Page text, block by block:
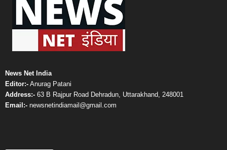
News Net India
Editor:- Anurag Patani
Address:- 63 B Rajpur Road Dehradun, Uttarakhand, 248001
Email:- newsnetindiamail@gmail.com